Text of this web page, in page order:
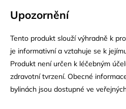
Upozornění
Tento produkt slouží výhradně k
je informativní a vztahuje se k
Produkt není určen k léčebným
zdravotní tvrzení. Obecné
bylinách jsou dostupné ve